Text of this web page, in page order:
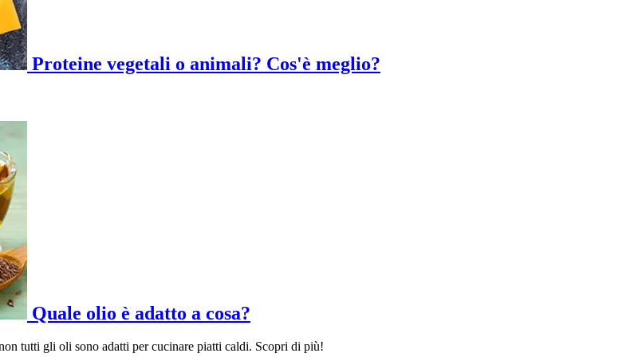
Proteine vegetali o animali? Cos'è meglio?
Quale olio è adatto a cosa?
tutti gli oli sono adatti per cucinare piatti caldi. Scopri di più!